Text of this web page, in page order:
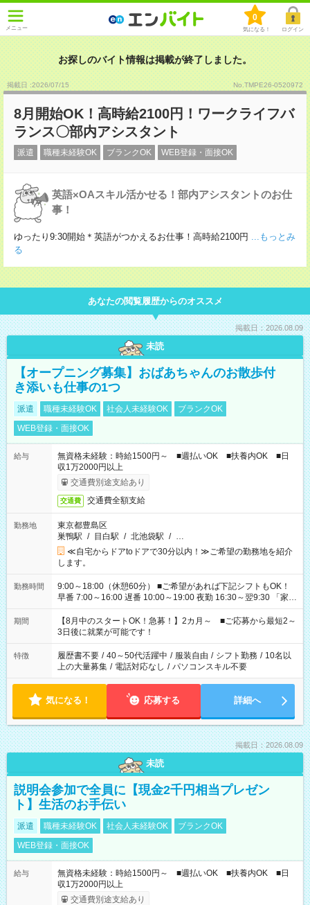
メニュー
0
気になる！ ログイン
お探しのバイト情報は掲載が終了しました。
掲載日 :2026/07/15 No.TMPE26-0520972
8月開始OK！高時給2100円！ワークライフバ
ランス〇部内アシスタント
派遣 職種未経験OK ブランクOK WEB登録・面接OK
英語×OAスキル活かせる！部内アシスタントのお仕
事！
ゆったり9:30開始＊英語がつかえるお仕事！高時給2100円 ...もっとみ
る
あなたの閲覧履歴からのオススメ
掲載日：2026.08.09
未読
【オープニング募集】おばあちゃんのお散歩付
き添いも仕事の1つ
派遣 職種未経験OK 社会人未経験OK
ブランクOK
WEB登録・面接OK
給与
無資格未経験：時給1500円～ ■週払いOK ■扶養内OK ■日
収1万2000円以上
交通費別途支給あり
交通費 交通費全額支給
勤務地
東京都豊島区
巣鴨駅 / 目白駅 / 北池袋駅 / …
≪自宅からドアtoドアで30分以内！≫ご希望の勤務地を紹介
します。
勤務時間
9:00～18:00（休憩60分） ■ご希望があれば下記シフトもOK！
早番 7:00～16:00 遅番 10:00～19:00 夜勤 16:30～翌9:30 「家族
と休みを合わせたい」 「余裕を持って夕飯の準備がしたい」
「できれば残業はしたくない」 など、ご希望を教えてください
ね。 ※Wワーク希望の方へ 今ご覧のお仕事で希望する勤務時間
と、もう1つのお仕事の勤務時間。 合計で週40時間を超える場
合は応募できません。
期間
【8月中のスタートOK！急募！】2カ月～ ■ご応募から最短2～
3日後に就業が可能です！
特徴 履歴書不要 / 40～50代活躍中 / 服装自由 / シフト勤務 / 10名以
上の大量募集 / 電話対応なし / パソコンスキル不要
気になる！ 応募する 詳細へ
掲載日：2026.08.09
未読
説明会参加で全員に【現金2千円相当プレゼン
ト】生活のお手伝い
派遣 職種未経験OK 社会人未経験OK
ブランクOK
WEB登録・面接OK
給与
無資格未経験：時給1500円～ ■週払いOK ■扶養内OK ■日
収1万2000円以上
交通費別途支給あり